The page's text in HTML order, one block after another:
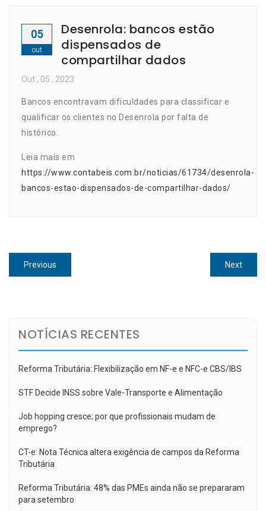
05
out
Desenrola: bancos estão
dispensados de
compartilhar dados
Out , 05 , 2023
Bancos encontravam dificuldades para classificar e
qualificar os clientes no Desenrola por falta de
histórico.
Leia mais em
https://www.contabeis.com.br/noticias/61734/desenrola-
bancos-estao-dispensados-de-compartilhar-dados/
Navegação
de
Previous
post:
NextNext
post:
NOTÍCIAS RECENTES
Reforma Tributária: Flexibilização em NF-e e NFC-e CBS/IBS
STF Decide INSS sobre Vale-Transporte e Alimentação
Job hopping cresce; por que profissionais mudam de
emprego?
CT-e: Nota Técnica altera exigência de campos da Reforma
Tributária
Reforma Tributária: 48% das PMEs ainda não se prepararam
para setembro